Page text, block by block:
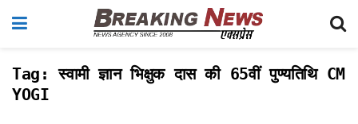
Tag:स्वामी ज्ञान भिक्षुक दास की 65वीं पुण्यतिथि CM
YOGI